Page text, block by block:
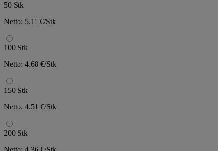
50 Stk
Netto: 5.11 €/Stk
100 Stk
Netto: 4.68 €/Stk
150 Stk
Netto: 4.51 €/Stk
200 Stk
Netto: 4.36 €/Stk